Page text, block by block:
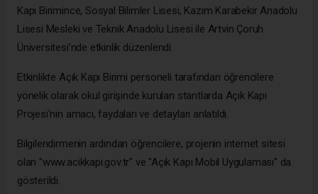
Kapı Birimince, Sosyal Bilimler Lisesi, Kazım Karabekir Anadolu
Lisesi Mesleki ve Teknik Anadolu Lisesi ile Artvin Çoruh
Üniversitesi’nde etkinlik düzenlendi.
Etkinlikte Açık Kapı Birimi personeli tarafından öğrencilere
yönelik olarak okul girişinde kurulan stantlarda Açık Kapı
Projesi'nin amacı, faydaları ve detayları anlatıldı.
Bilgilendirmenin ardından öğrencilere, projenin internet sitesi
olan "www.acikkapi.gov.tr" ve "Açık Kapı Mobil Uygulaması" da
gösterildi.